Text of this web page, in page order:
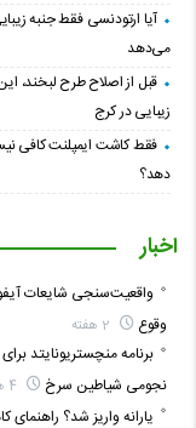
آیا ارتودنسی فقط جنبه
می‌دهد
زیبایی در کرج
فقط کاشت ایمپلنت کافی
دهد؟
اخبار
وقوع
برنامه منچستریونایتد
نجومی شیاطین سرخ
یارانه واریز شد؟ راهنمای